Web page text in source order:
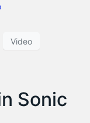
Video
Sonic